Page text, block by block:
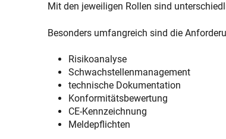
Mit den jeweiligen Rollen sind
Besonders umfangreich sind die
Risikoanalyse
Schwachstellenmanagement
technische Dokumentation
Konformitätsbewertung
CE-Kennzeichnung
Meldepflichten